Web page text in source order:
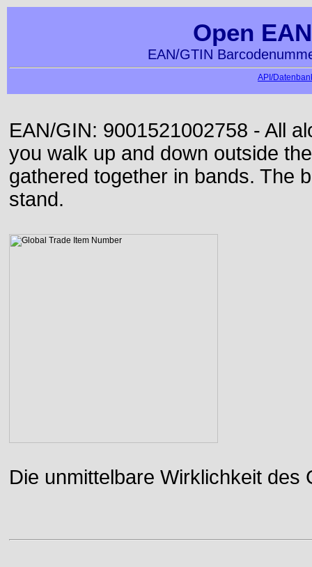
Open
EAN/GTIN
API/
EAN/GIN: 9001521002758 - All
you walk up and down outside
gathered together in bands. The
stand.
Die unmittelbare Wirklichkeit des